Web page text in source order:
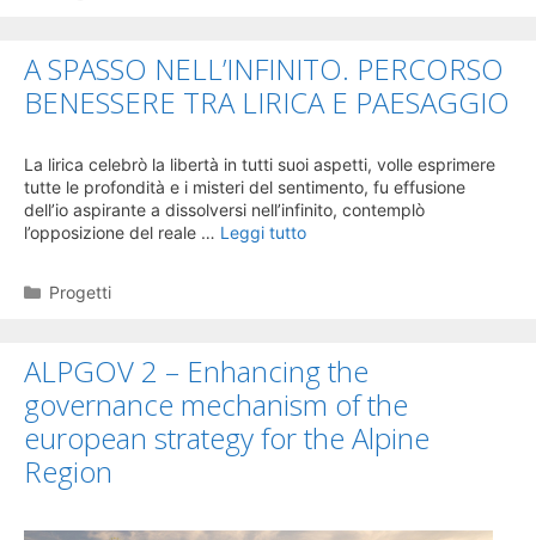
A SPASSO NELL’INFINITO. PERCORSO
BENESSERE TRA LIRICA E PAESAGGIO
La lirica celebrò la libertà in tutti suoi aspetti, volle esprimere
tutte le profondità e i misteri del sentimento, fu effusione
dell’io aspirante a dissolversi nell’infinito, contemplò
l’opposizione del reale … Leggi tutto
Categorie
Progetti
ALPGOV 2 – Enhancing the
governance mechanism of the
european strategy for the Alpine
Region